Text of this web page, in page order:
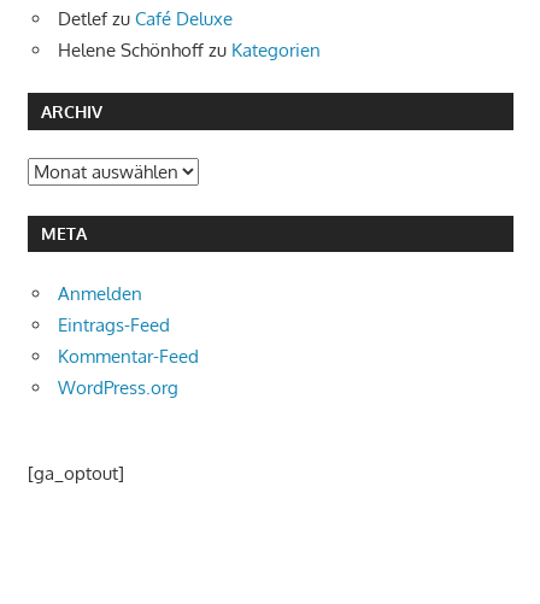
Detlefzu Café Deluxe
Helene Schönhoff zu Kategorien
ARCHIV
Archiv
META
Anmelden
Eintrags-Feed
Kommentar-Feed
WordPress.org
[ga_optout]